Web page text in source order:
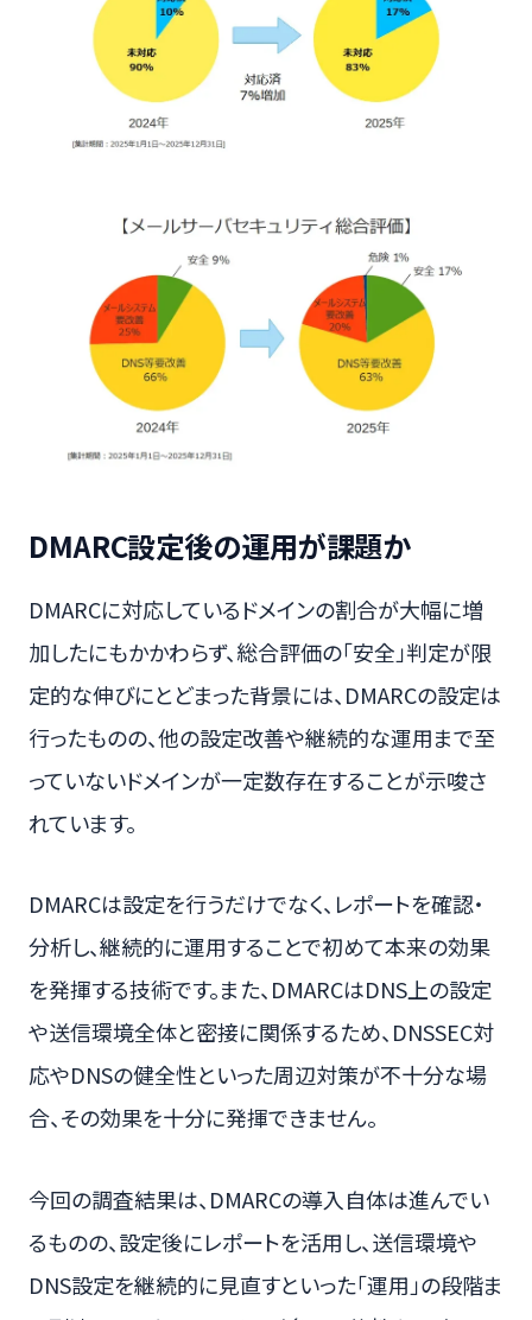
DMARC設定後の運用が課題か
DMARCに対応しているドメインの割合が大幅に増
加したにもかかわらず、総合評価の「安全」判定が限
定的な伸びにとどまった背景には、DMARCの設定は
行ったものの、他の設定改善や継続的な運用まで至
っていないドメインが一定数存在することが示唆さ
れています。
DMARCは設定を行うだけでなく、レポートを確認・
分析し、継続的に運用することで初めて本来の効果
を発揮する技術です。また、DMARCはDNS上の設定
や送信環境全体と密接に関係するため、DNSSEC対
応やDNSの健全性といった周辺対策が不十分な場
合、その効果を十分に発揮できません。
今回の調査結果は、DMARCの導入自体は進んでい
るものの、設定後にレポートを活用し、送信環境や
DNS設定を継続的に見直すといった「運用」の段階ま